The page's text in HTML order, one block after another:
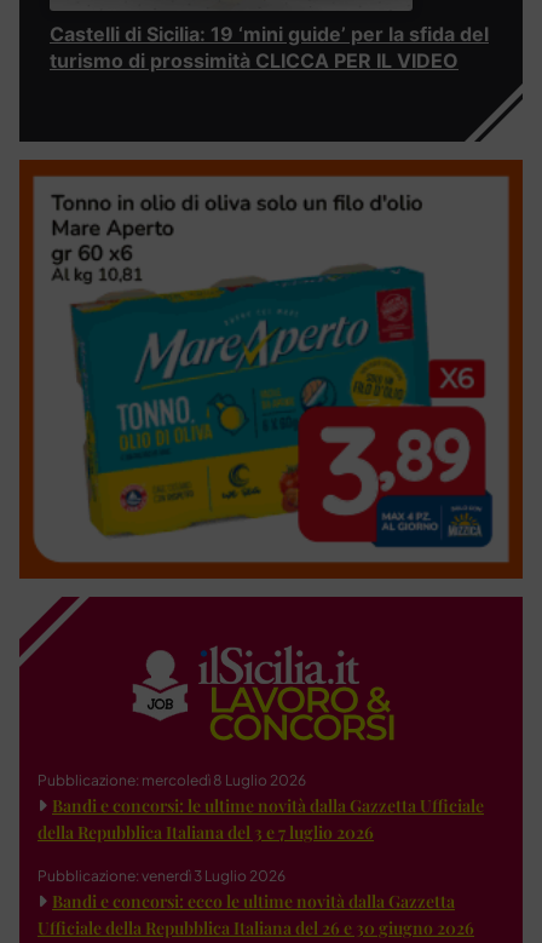
Castelli di Sicilia: 19 ‘mini guide’ per la sfida del
turismo di prossimità CLICCA PER IL VIDEO
Pubblicazione: mercoledì 8 Luglio 2026
Bandi e concorsi: le ultime novità dalla Gazzetta Ufficiale
della Repubblica Italiana del 3 e 7 luglio 2026
Pubblicazione: venerdì 3 Luglio 2026
Bandi e concorsi: ecco le ultime novità dalla Gazzetta
Ufficiale della Repubblica Italiana del 26 e 30 giugno 2026